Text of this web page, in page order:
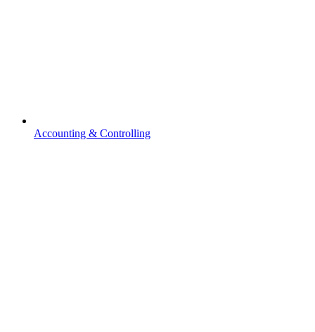
Accounting & Controlling